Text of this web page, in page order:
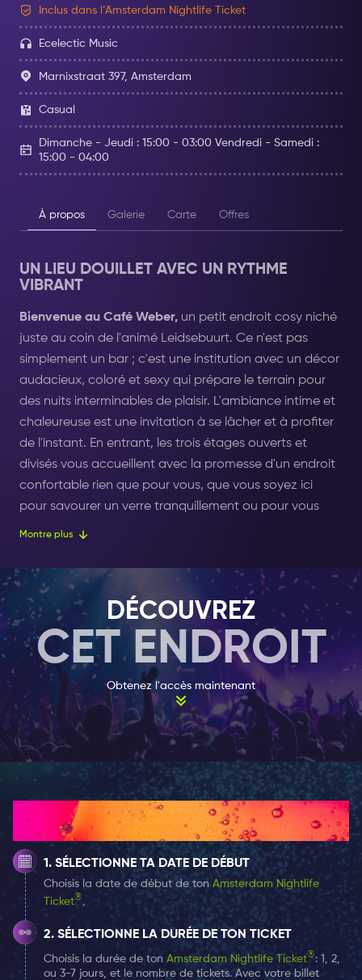
Inclus dans l’Amsterdam Nightlife Ticket
Ecelectic Music
Marnixstraat 397, Amsterdam
Casual
Dimanche - Jeudi : 15:00 - 03:00 Vendredi - Samedi :
15:00 - 04:00
À propos Galerie Carte Offres
UN LIEU DOUILLET AVEC UN RYTHME
VIBRANT
Bienvenue au Café Weber, un petit endroit cosy niché
juste au coin de l'animé Leidsebuurt. Ce n'est pas
simplement un bar ; c'est une institution avec un décor
audacieux, coloré et sexy qui prépare le terrain pour
des nuits interminables de plaisir. L'ambiance intime et
chaleureuse est une invitation à se lâcher et à profiter
de l'instant. En entrant, les trois étages ouverts et
divisés vous accueillent avec la promesse d'un endroit
confortable rien que pour vous, que vous soyez ici
pour savourer un verre tranquillement ou pour vous
réjouir de la nuit avec des amis.
pour différents groupes de personnes - musiciens,
personnalités du théâtre, poètes, psychologues pour
chiens, étudiants, et à peu près n'importe qui est
partant pour de bons moments. La musique amusante
et excitante est l'âme du Café Weber, faisant de
chaque nuit une expérience unique. Que vous soyez
fan de mélodies classiques ou de rythmes
contemporains, la musique ici est sûre de faire taper
vos pieds.
Les avis sont élogieux sur le personnel amical qui est
toujours prêt pour une discussion joyeuse, et la
décoration de bison qui ajoute une touche unique
mais amusante au lieu. Oh, et avons-nous mentionné
la superbe musique et la bière ? C'est le genre
d'endroit où les découvertes accidentelles se
transforment en nuits inoubliables. Un client l'a résumé
comme une 'excellente erreur' après avoir trébuché sur
Café Weber tard un samedi soir, pour se retrouver à
rester des heures, enchantés par l'ambiance, les
boissons, et la musique.
Montre plus
DÉCOUVREZ
CET ENDROIT
Obtenez l'accès maintenant
Comment ça marche
SÉLECTIONNE TA DATE DE DÉBUT
Choisis la date de début de ton Amsterdam Nightlife
Ticket®.
SÉLECTIONNE LA DURÉE DE TON TICKET
Choisis la durée de ton Amsterdam Nightlife Ticket®: 1, 2,
ou 3-7 jours, et le nombre de tickets. Avec votre billet